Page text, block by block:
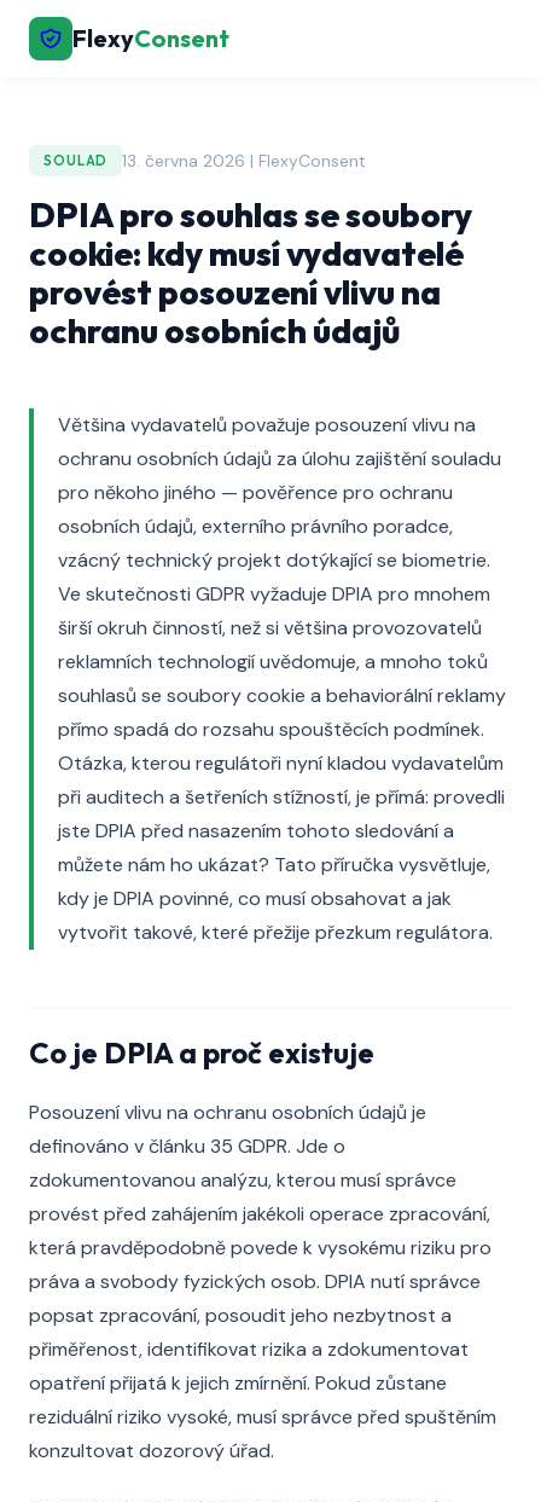
FlexyConsent
SOULAD 13. června 2026 | FlexyConsent
DPIA pro souhlas se soubory
cookie: kdy musí vydavatelé
provést posouzení vlivu na
ochranu osobních údajů
Většina vydavatelů považuje posouzení vlivu na
ochranu osobních údajů za úlohu zajištění souladu
pro někoho jiného — pověřence pro ochranu
osobních údajů, externího právního poradce,
vzácný technický projekt dotýkající se biometrie.
Ve skutečnosti GDPR vyžaduje DPIA pro mnohem
širší okruh činností, než si většina provozovatelů
reklamních technologií uvědomuje, a mnoho toků
souhlasů se soubory cookie a behaviorální reklamy
přímo spadá do rozsahu spouštěcích podmínek.
Otázka, kterou regulátoři nyní kladou vydavatelům
při auditech a šetřeních stížností, je přímá: provedli
jste DPIA před nasazením tohoto sledování a
můžete nám ho ukázat? Tato příručka vysvětluje,
kdy je DPIA povinné, co musí obsahovat a jak
vytvořit takové, které přežije přezkum regulátora.
Co je DPIA a proč existuje
Posouzení vlivu na ochranu osobních údajů je
definováno v článku 35 GDPR. Jde o
zdokumentovanou analýzu, kterou musí správce
provést před zahájením jakékoli operace zpracování,
která pravděpodobně povede k vysokému riziku pro
práva a svobody fyzických osob. DPIA nutí správce
popsat zpracování, posoudit jeho nezbytnost a
přiměřenost, identifikovat rizika a zdokumentovat
opatření přijatá k jejich zmírnění. Pokud zůstane
reziduální riziko vysoké, musí správce před spuštěním
konzultovat dozorový úřad.